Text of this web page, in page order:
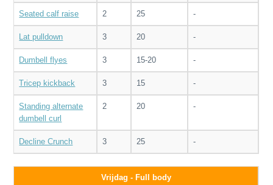
Seated calf raise 2 25 -
Lat pulldown 3 20 -
Dumbell flyes 3 15-20 -
Tricep kickback 3 15 -
Standing alternate
dumbell curl
2 20 -
Decline Crunch 3 25 -
Vrijdag - Full body